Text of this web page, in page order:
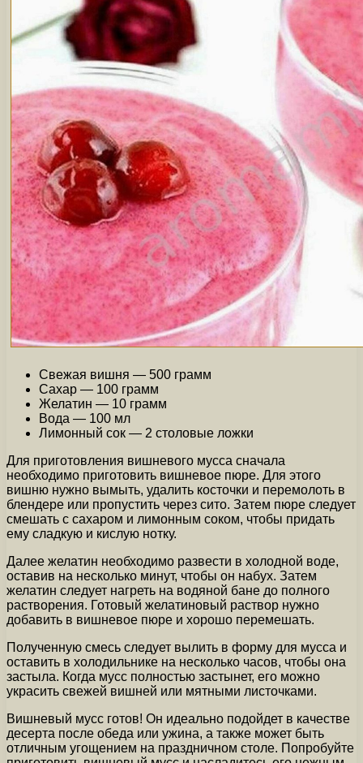
Свежая вишня — 500 грамм
Сахар — 100 грамм
Желатин — 10 грамм
Вода — 100 мл
Лимонный сок — 2 столовые ложки
Для приготовления вишневого мусса сначала
необходимо приготовить вишневое пюре. Для этого
вишню нужно вымыть, удалить косточки и перемолоть в
блендере или пропустить через сито. Затем пюре следует
смешать с сахаром и лимонным соком, чтобы придать
ему сладкую и кислую нотку.
Далее желатин необходимо развести в холодной воде,
оставив на несколько минут, чтобы он набух. Затем
желатин следует нагреть на водяной бане до полного
растворения. Готовый желатиновый раствор нужно
добавить в вишневое пюре и хорошо перемешать.
Полученную смесь следует вылить в форму для мусса и
оставить в холодильнике на несколько часов, чтобы она
застыла. Когда мусс полностью застынет, его можно
украсить свежей вишней или мятными листочками.
Вишневый мусс готов! Он идеально подойдет в качестве
десерта после обеда или ужина, а также может быть
отличным угощением на праздничном столе. Попробуйте